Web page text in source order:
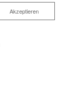
Akzeptieren